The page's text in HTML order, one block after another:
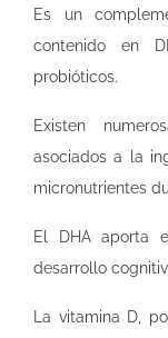
Es un
contenido en
probióticos.
Existen
asociados a la
micronutrientes
El DHA aporta
desarrollo
La vitamina D,